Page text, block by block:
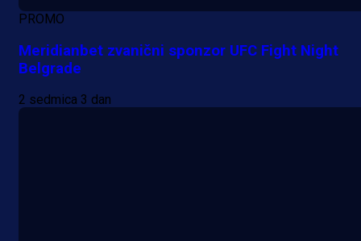
PROMO
Meridianbet zvanični sponzor UFC Fight Night
Belgrade
2 sedmica 3 dan